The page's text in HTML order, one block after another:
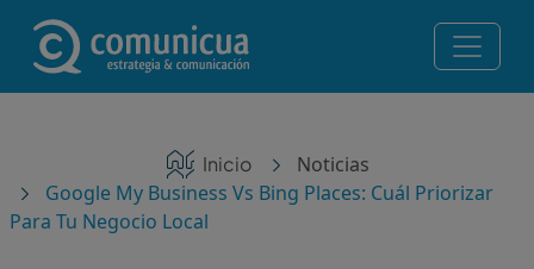
Navegación principal
Contacto
Ruta de navegación
Inicio
Noticias
Google My Business Vs Bing Places: Cuál Priorizar
Para Tu Negocio Local